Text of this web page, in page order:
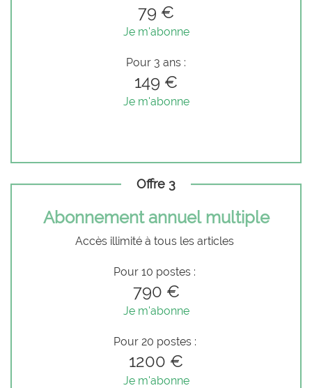
79 €
Je m'abonne
Pour 3 ans :
149 €
Je m'abonne
Offre 3
Abonnement annuel multiple
Accès illimité à tous les articles
Pour 10 postes :
790 €
Je m'abonne
Pour 20 postes :
1200 €
Je m'abonne